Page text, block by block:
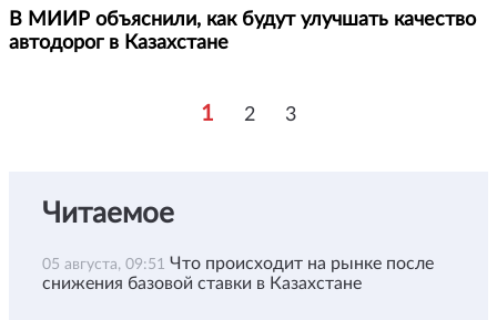
В МИИР объяснили, как будут улучшать качество
автодорог в Казахстане
1 2 3
Читаемое
05 августа, 09:51 Что происходит на рынке после
снижения базовой ставки в Казахстане